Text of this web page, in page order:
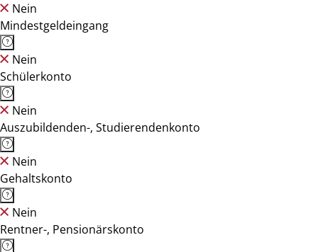
Nein
Mindestgeldeingang
Nein
Schülerkonto
Nein
Auszubildenden-, Studierendenkonto
Nein
Gehaltskonto
Nein
Rentner-, Pensionärskonto